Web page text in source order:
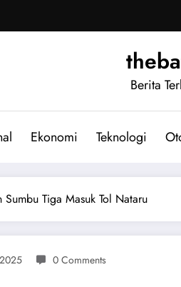
Berita
Ekonomi Teknologi
Tiga Masuk Tol Nataru
0 Comments